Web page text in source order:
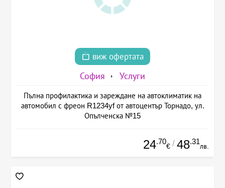
виж офертата
София Услуги
Пълна профилактика и зареждане на автоклиматик на
автомобил с фреон R1234yf от автоцентър Торнадо, ул.
Опълченска №15
24.70
€ / 48.31
лв.